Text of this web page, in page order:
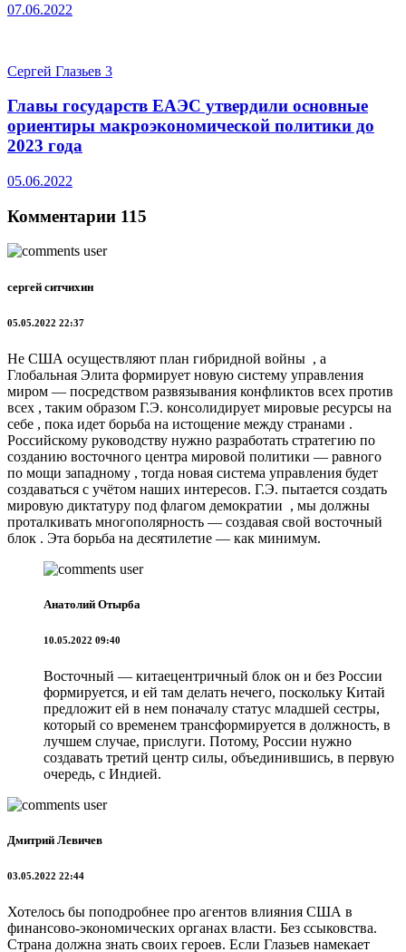
07.06.2022
Сергей Глазьев 3
Главы государств ЕАЭС утвердили основные
ориентиры макроэкономической политики до
2023 года
05.06.2022
Комментарии 115
сергей ситчихин
05.05.2022 22:37
Не США осуществляют план гибридной войны , а
Глобальная Элита формирует новую систему управления
миром — посредством развязывания конфликтов всех против
всех , таким образом Г.Э. консолидирует мировые ресурсы на
себе , пока идет борьба на истощение между странами .
Российскому руководству нужно разработать стратегию по
созданию восточного центра мировой политики — равного
по мощи западному , тогда новая система управления будет
создаваться с учётом наших интересов. Г.Э. пытается создать
мировую диктатуру под флагом демократии , мы должны
проталкивать многополярность — создавая свой восточный
блок . Эта борьба на десятилетие — как минимум.
Анатолий Отырба
10.05.2022 09:40
Восточный — китаецентричный блок он и без России
формируется, и ей там делать нечего, поскольку Китай
предложит ей в нем поначалу статус младшей сестры,
который со временем трансформируется в должность, в
лучшем случае, прислуги. Потому, России нужно
создавать третий центр силы, объединившись, в первую
очередь, с Индией.
Дмитрий Левичев
03.05.2022 22:44
Хотелось бы поподробнее про агентов влияния США в
финансово-экономических органах власти. Без ссыковства.
Страна должна знать своих героев. Если Глазьев намекает